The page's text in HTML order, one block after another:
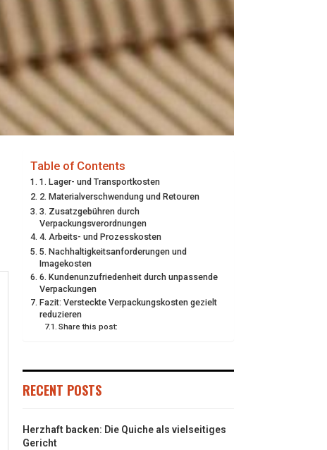
Table of Contents
1. Lager- und Transportkosten
2. Materialverschwendung und Retouren
3. Zusatzgebühren durch
Verpackungsverordnungen
4. Arbeits- und Prozesskosten
5. Nachhaltigkeitsanforderungen und
Imagekosten
6. Kundenunzufriedenheit durch unpassende
Verpackungen
Fazit: Versteckte Verpackungskosten gezielt
reduzieren
Share this post:
RECENT POSTS
Herzhaft backen: Die Quiche als vielseitiges
Gericht